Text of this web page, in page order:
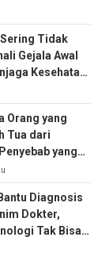
Tidak
Gejala Awal
Kesehatan
Orang yang
Tua dari
yang
Diagnosis
Dokter,
Tak Bisa
Dokter